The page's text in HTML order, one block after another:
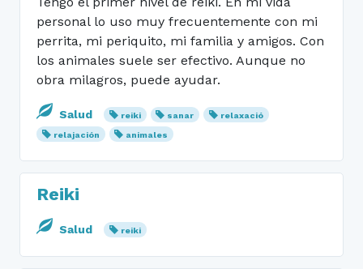
personal lo uso muy frecuentemente con mi
perrita, mi periquito, mi familia y amigos. Con
los animales suele ser efectivo. Aunque no
obra milagros, puede ayudar.
Salud reiki sanar
relaxació
relajación
animales
Reiki
Salud reiki